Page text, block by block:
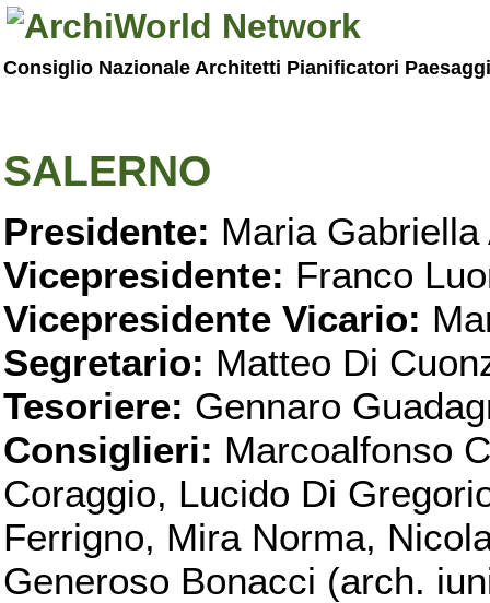
Consiglio Nazionale Architetti Pianificatori
SALERNO
Presidente: Maria Gabriella
Vicepresidente: Franco
Vicepresidente Vicario:
Segretario: Matteo Di
Tesoriere: Gennaro
Consiglieri: Marcoalfonso
Coraggio, Lucido Di
Ferrigno, Mira Norma,
Generoso Bonacci (arch.